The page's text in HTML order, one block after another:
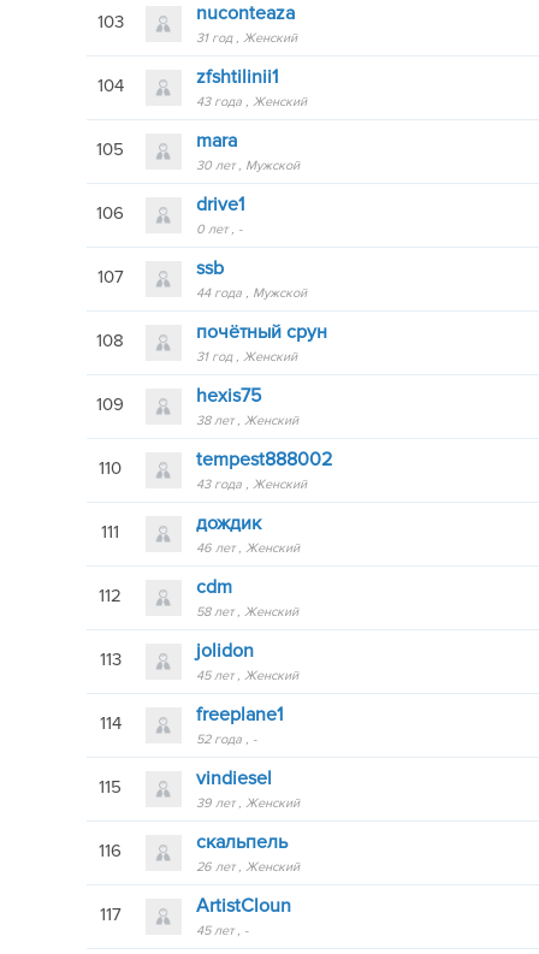
103 nuconteaza
31 год Женский
104 zfshtilinii1
43 года Женский
105 marа
30 лет Мужской
106 drive1
0 лет -
107 ssb
44 года Мужской
108 почётный срун
31 год Женский
109 hexis75
38 лет Женский
110 tempest888002
43 года Женский
111 дождик
46 лет Женский
112 cdm
58 лет Женский
113 jolidon
45 лет Женский
114 freeplane1
52 года -
115 vindiesel
39 лет Женский
116 скальпель
26 лет Женский
117 ArtistCloun
45 лет -